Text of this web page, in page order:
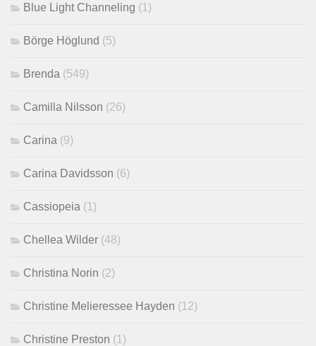
Blue Light Channeling (1)
Börge Höglund (5)
Brenda (549)
Camilla Nilsson (26)
Carina (9)
Carina Davidsson (6)
Cassiopeia (1)
Chellea Wilder (48)
Christina Norin (2)
Christine Melieressee Hayden (12)
Christine Preston (1)